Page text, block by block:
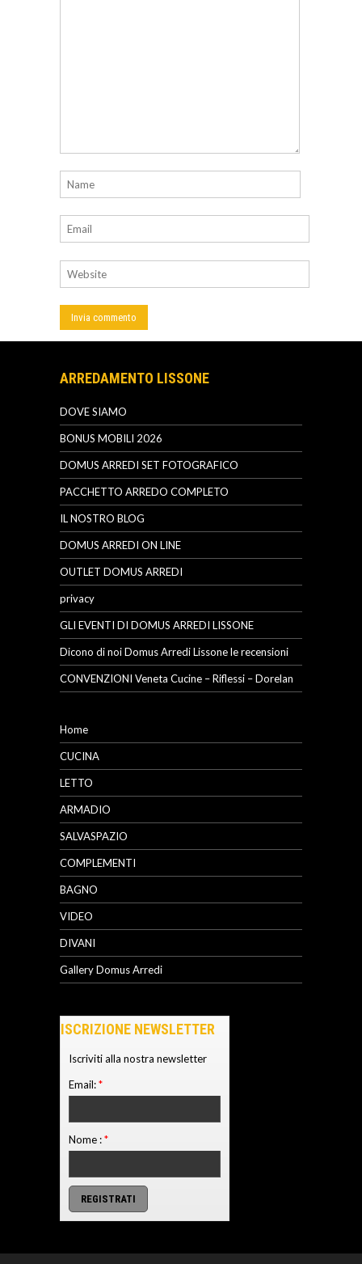
ARREDAMENTO LISSONE
DOVE SIAMO
BONUS MOBILI 2026
DOMUS ARREDI SET FOTOGRAFICO
PACCHETTO ARREDO COMPLETO
IL NOSTRO BLOG
DOMUS ARREDI ON LINE
OUTLET DOMUS ARREDI
privacy
GLI EVENTI DI DOMUS ARREDI LISSONE
Dicono di noi Domus Arredi Lissone le recensioni
CONVENZIONI Veneta Cucine – Riflessi – Dorelan
Home
CUCINA
LETTO
ARMADIO
SALVASPAZIO
COMPLEMENTI
BAGNO
VIDEO
DIVANI
Gallery Domus Arredi
ISCRIZIONE NEWSLETTER
Iscriviti alla nostra newsletter
Email:*
Nome :*